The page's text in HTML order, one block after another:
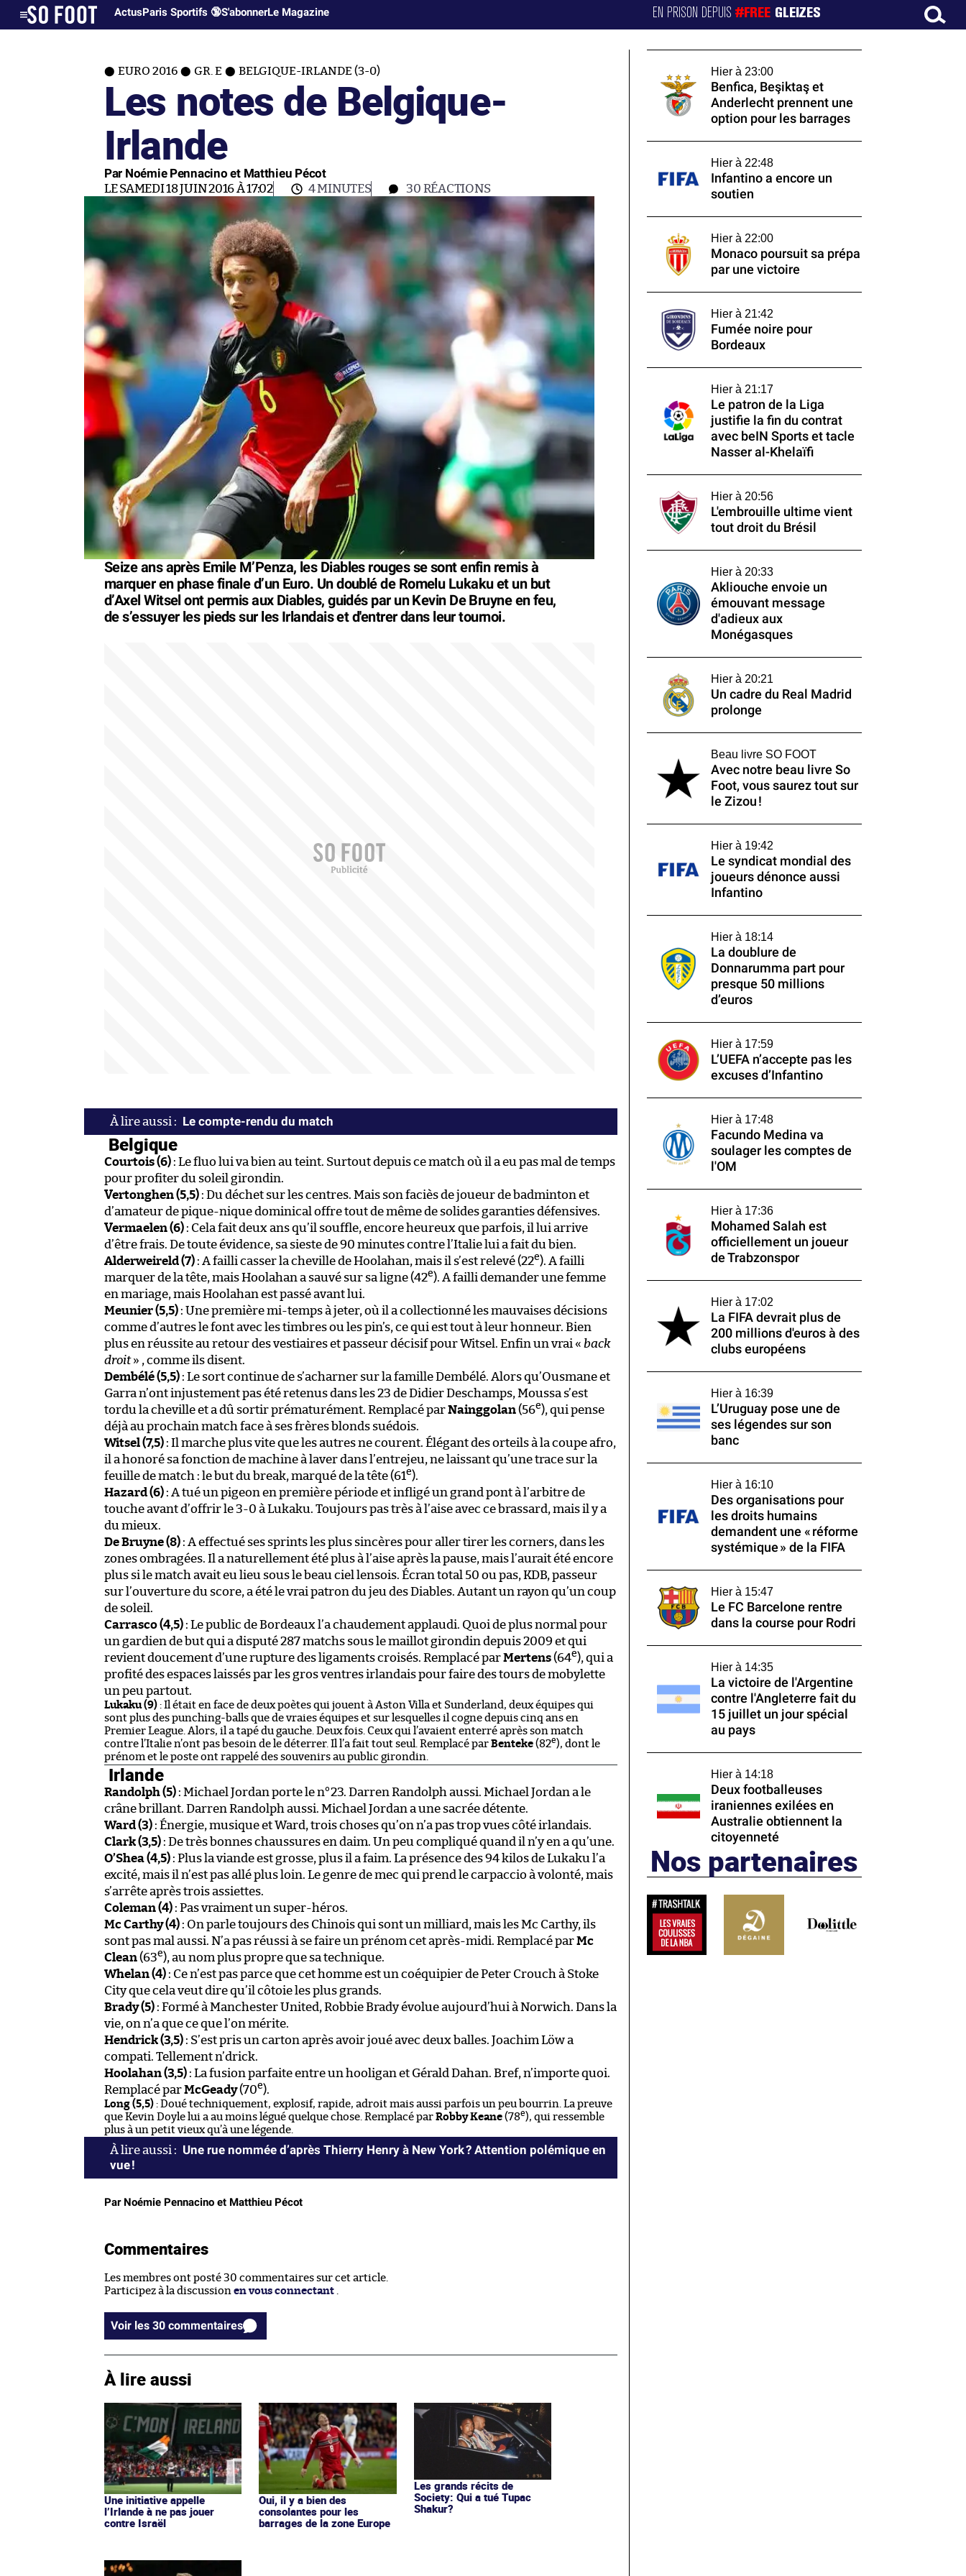
ActusParis Sportifs 🔞S'abonnerLe Magazine EN PRISON DEPUIS#FREE GLEIZES
EURO 2016 GR. E BELGIQUE-IRLANDE (3-0)
Les notes de Belgique-
Irlande
Par Noémie Pennacino et Matthieu Pécot
LE SAMEDI 18 JUIN 2016 À 17:02 4 MINUTES 30 RÉACTIONS
Seize ans après Emile M’Penza, les Diables rouges se sont enfin remis à
marquer en phase finale d’un Euro. Un doublé de Romelu Lukaku et un but
d’Axel Witsel ont permis aux Diables, guidés par un Kevin De Bruyne en feu,
de s’essuyer les pieds sur les Irlandais et d'entrer dans leur tournoi.
Le compte-rendu du match
Belgique
Courtois (6) : Le fluo lui va bien au teint. Surtout depuis ce match où il a eu pas mal de temps
pour profiter du soleil girondin.
Vertonghen (5,5) : Du déchet sur les centres. Mais son faciès de joueur de badminton et
d’amateur de pique-nique dominical offre tout de même de solides garanties défensives.
Vermaelen (6) : Cela fait deux ans qu’il souffle, encore heureux que parfois, il lui arrive
d’être frais. De toute évidence, sa sieste de 90 minutes contre l’Italie lui a fait du bien.
Alderweireld (7) : A failli casser la cheville de Hoolahan, mais il s’est relevé (22e). A failli
marquer de la tête, mais Hoolahan a sauvé sur sa ligne (42e). A failli demander une femme
en mariage, mais Hoolahan est passé avant lui.
Meunier (5,5) : Une première mi-temps à jeter, où il a collectionné les mauvaises décisions
comme d’autres le font avec les timbres ou les pin’s, ce qui est tout à leur honneur. Bien
plus en réussite au retour des vestiaires et passeur décisif pour Witsel. Enfin un vrai « back
droit» , comme ils disent.
Dembélé (5,5) : Le sort continue de s’acharner sur la famille Dembélé. Alors qu’Ousmane et
Garra n’ont injustement pas été retenus dans les 23 de Didier Deschamps, Moussa s’est
tordu la cheville et a dû sortir prématurément. Remplacé parNainggolan(56e), qui pense
déjà au prochain match face à ses frères blonds suédois.
Witsel (7,5) : Il marche plus vite que les autres ne courent. Élégant des orteils à la coupe afro,
il a honoré sa fonction de machine à laver dans l’entrejeu, ne laissant qu’une trace sur la
feuille de match : le but du break, marqué de la tête (61e).
Hazard (6) : A tué un pigeon en première période et infligé un grand pont à l’arbitre de
touche avant d’offrir le 3-0 à Lukaku. Toujours pas très à l’aise avec ce brassard, mais il y a
du mieux.
De Bruyne (8) : A effectué ses sprints les plus sincères pour aller tirer les corners, dans les
zones ombragées. Il a naturellement été plus à l’aise après la pause, mais l’aurait été encore
plus si le match avait eu lieu sous le beau ciel lensois. Écran total 50 ou pas, KDB, passeur
sur l’ouverture du score, a été le vrai patron du jeu des Diables. Autant un rayon qu’un coup
de soleil.
Carrasco (4,5) : Le public de Bordeaux l’a chaudement applaudi. Quoi de plus normal pour
un gardien de but qui a disputé 287 matchs sous le maillot girondin depuis 2009 et qui
revient doucement d’une rupture des ligaments croisés. Remplacé parMertens(64e), qui a
profité des espaces laissés par les gros ventres irlandais pour faire des tours de mobylette
un peu partout.
Lukaku (9) : Il était en face de deux poètes qui jouent à Aston Villa et Sunderland, deux équipes qui
sont plus des punching-balls que de vraies équipes et sur lesquelles il cogne depuis cinq ans en
Premier League. Alors, il a tapé du gauche. Deux fois. Ceux qui l’avaient enterré après son match
contre l’Italie n’ont pas besoin de le déterrer. Il l’a fait tout seul. Remplacé par Benteke (82e), dont le
prénom et le poste ont rappelé des souvenirs au public girondin.
Irlande
Randolph (5) : Michael Jordan porte le n°23. Darren Randolph aussi. Michael Jordan a le
crâne brillant. Darren Randolph aussi. Michael Jordan a une sacrée détente.
Ward (3) : Énergie, musique et Ward, trois choses qu’on n’a pas trop vues côté irlandais.
Clark (3,5) : De très bonnes chaussures en daim. Un peu compliqué quand il n’y en a qu’une.
O’Shea (4,5) : Plus la viande est grosse, plus il a faim. La présence des 94 kilos de Lukaku l’a
excité, mais il n’est pas allé plus loin. Le genre de mec qui prend le carpaccio à volonté, mais
s’arrête après trois assiettes.
Coleman (4) : Pas vraiment un super-héros.
Mc Carthy (4) : On parle toujours des Chinois qui sont un milliard, mais les Mc Carthy, ils
sont pas mal aussi. N’a pas réussi à se faire un prénom cet après-midi. Remplacé parMc
Clean(63e), au nom plus propre que sa technique.
Whelan (4) : Ce n’est pas parce que cet homme est un coéquipier de Peter Crouch à Stoke
City que cela veut dire qu’il côtoie les plus grands.
Brady (5) : Formé à Manchester United, Robbie Brady évolue aujourd’hui à Norwich. Dans la
vie, on n’a que ce que l’on mérite.
Hendrick (3,5) : S’est pris un carton après avoir joué avec deux balles. Joachim Löw a
compati. Tellement n’drick.
Hoolahan (3,5) : La fusion parfaite entre un hooligan et Gérald Dahan. Bref, n’importe quoi.
Remplacé parMcGeady(70e).
Long (5,5) : Doué techniquement, explosif, rapide, adroit mais aussi parfois un peu bourrin. La preuve
que Kevin Doyle lui a au moins légué quelque chose. Remplacé par Robby Keane (78e), qui ressemble
plus à un petit vieux qu’à une légende.
Une rue nommée d’après Thierry Henry à New York ? Attention polémique en
vue !
Par Noémie Pennacino et Matthieu Pécot
Commentaires
Les membres ont posté 30 commentaires sur cet article.
Participez à la discussion en vous connectant
Voir les 30 commentaires
À lire aussi
Une initiative appelle
l’Irlande à ne pas jouer
contre Israël
Oui, il y a bien des
consolantes pour les
barrages de la zone Europe
Les grands récits de
Society: Qui a tué Tupac
Shakur?
Hier à 23:00
Benfica, Beşiktaş et
Anderlecht prennent une
option pour les barrages
Hier à 22:48
Infantino a encore un
soutien
Hier à 22:00
Monaco poursuit sa prépa
par une victoire
Hier à 21:42
Fumée noire pour
Bordeaux
Hier à 21:17
Le patron de la Liga
justifie la fin du contrat
avec beIN Sports et tacle
Nasser al-Khelaïfi
Hier à 20:56
L'embrouille ultime vient
tout droit du Brésil
Hier à 20:33
Akliouche envoie un
émouvant message
d'adieux aux
Monégasques
Hier à 20:21
Un cadre du Real Madrid
prolonge
Beau livre SO FOOT
Avec notre beau livre So
Foot, vous saurez tout sur
le Zizou !
Hier à 19:42
Le syndicat mondial des
joueurs dénonce aussi
Infantino
Hier à 18:14
La doublure de
Donnarumma part pour
presque 50 millions
d’euros
Hier à 17:59
L’UEFA n’accepte pas les
excuses d’Infantino
Hier à 17:48
Facundo Medina va
soulager les comptes de
l'OM
Hier à 17:36
Mohamed Salah est
officiellement un joueur
de Trabzonspor
Hier à 17:02
La FIFA devrait plus de
200 millions d'euros à des
clubs européens
Hier à 16:39
L’Uruguay pose une de
ses légendes sur son
banc
Hier à 16:10
Des organisations pour
les droits humains
demandent une « réforme
systémique » de la FIFA
Hier à 15:47
Le FC Barcelone rentre
dans la course pour Rodri
Hier à 14:35
La victoire de l'Argentine
contre l'Angleterre fait du
15 juillet un jour spécial
au pays
Hier à 14:18
Deux footballeuses
iraniennes exilées en
Australie obtiennent la
citoyenneté
Nos partenaires